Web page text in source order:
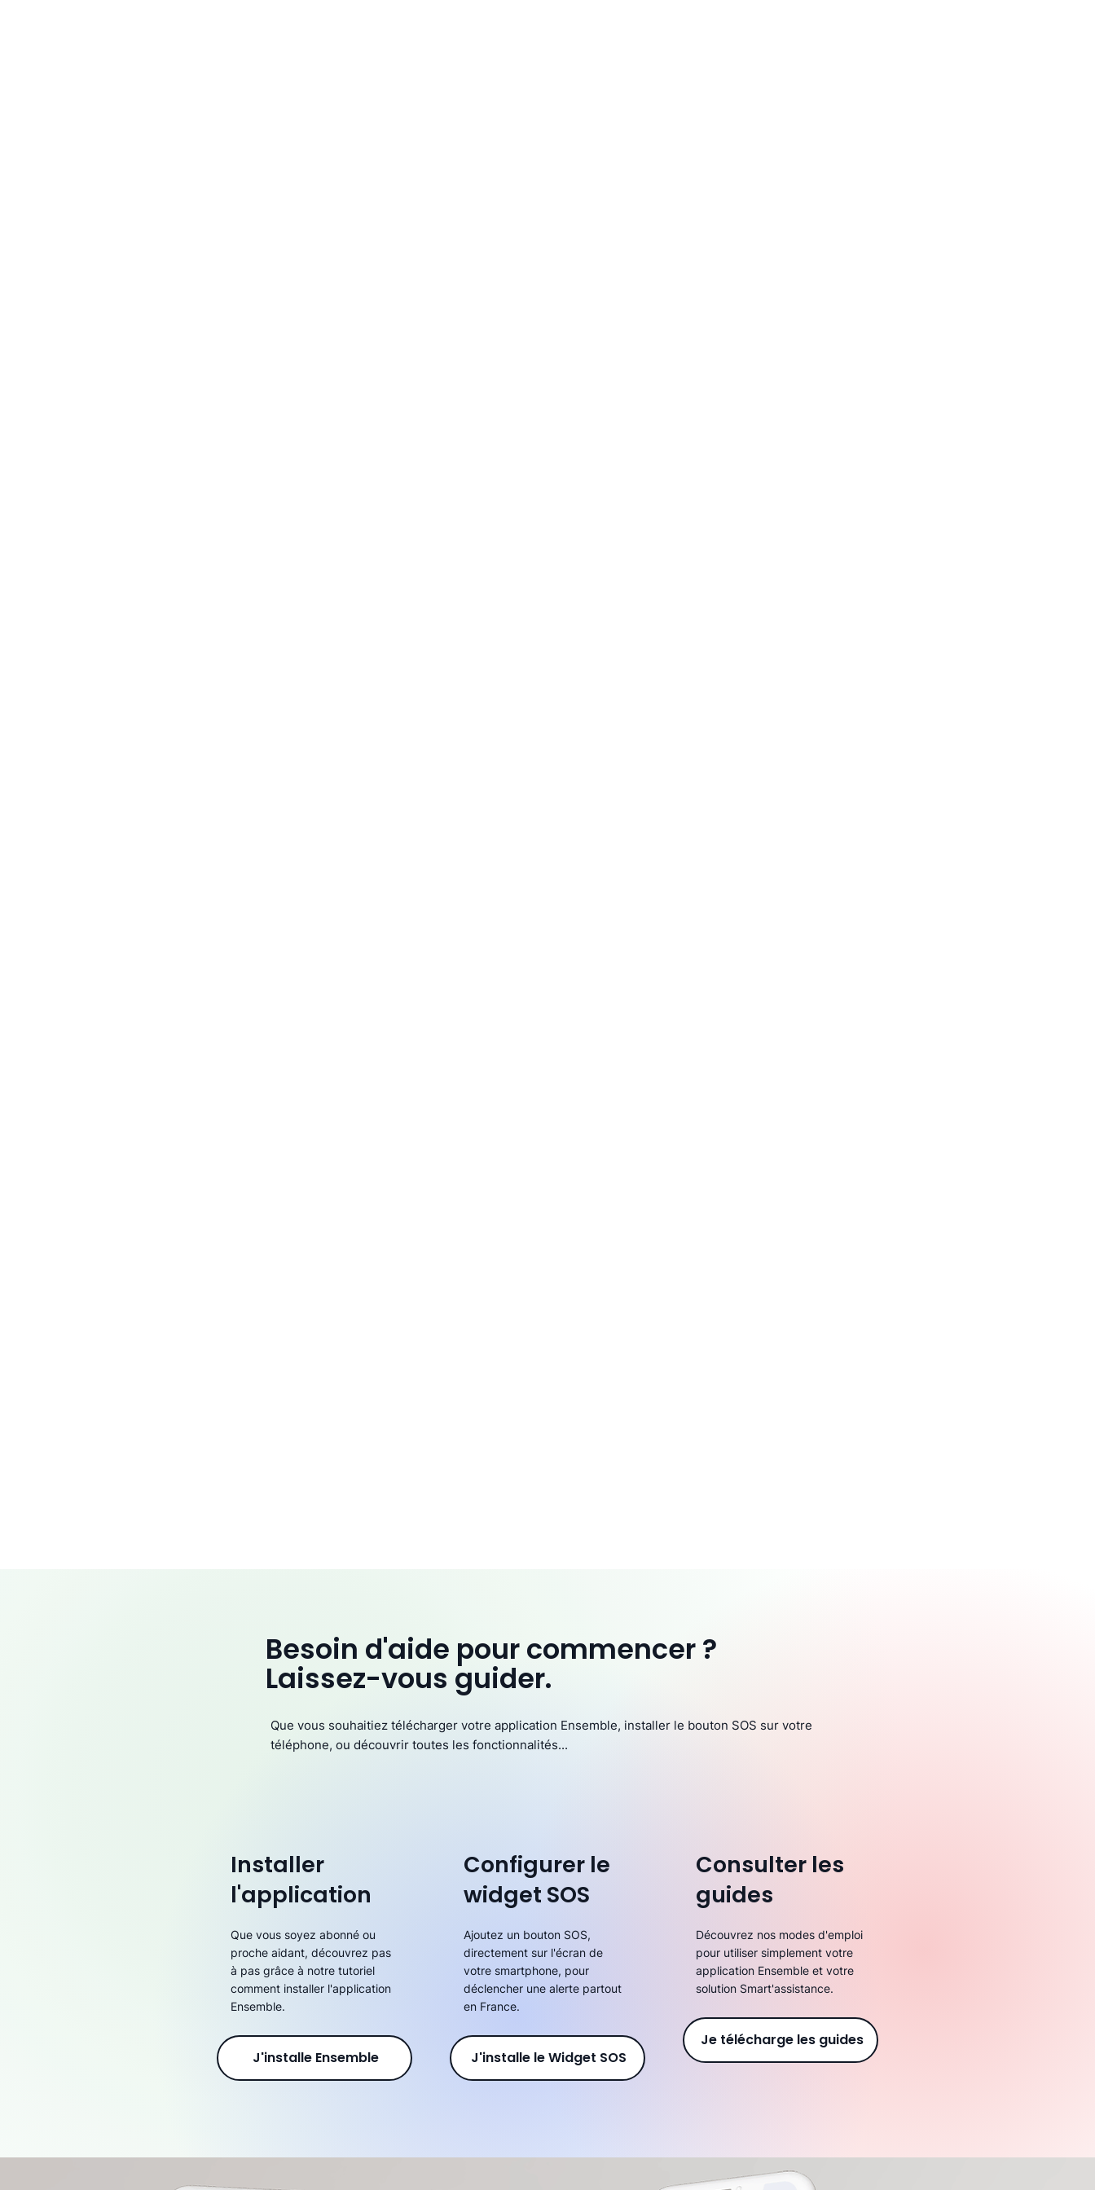
Besoin d'aide pour commencer ?
Laissez-vous guider.
Que vous souhaitiez télécharger votre application Ensemble, installer le bouton SOS sur votre
téléphone, ou découvrir toutes les fonctionnalités...
Installer
l'application
Que vous soyez abonné ou
proche aidant, découvrez pas
à pas grâce à notre tutoriel
comment installer l'application
Ensemble.
J'installe Ensemble
Configurer le
widget SOS
Ajoutez un bouton SOS,
directement sur l'écran de
votre smartphone, pour
déclencher une alerte partout
en France.
J'installe le Widget SOS
Consulter les
guides
Découvrez nos modes d'emploi
pour utiliser simplement votre
application Ensemble et votre
solution Smart'assistance.
Je télécharge les guides